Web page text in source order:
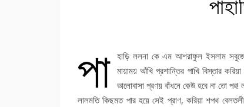
পা হাড়ি ললনা কে এম আশরাফুল ইসলাম
মায়াময় আঁখি প্রশান্তির পাখি বিস্তার
ভালোবাসা প্রণয় বাঁধনে কেউ হবে না তো
লালমতি কিছমত পার হয়ে সেই প্রাণ, করিয়া শপথ বেলতলী